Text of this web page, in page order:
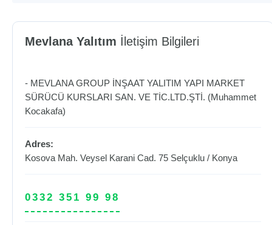
Mevlana Yalıtım İletişim Bilgileri
- MEVLANA GROUP İNŞAAT YALITIM YAPI MARKET
SÜRÜCÜ KURSLARI SAN. VE TİC.LTD.ŞTİ. (Muhammet
Kocakafa)
Adres:
Kosova Mah. Veysel Karani Cad. 75 Selçuklu / Konya
0332 351 99 98